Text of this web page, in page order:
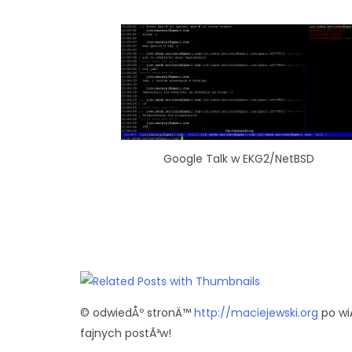
Google Talk w EKG2/NetBSD
© odwiedÅº stronÄ™ http://maciejewski.org po
fajnych postÃ³w!